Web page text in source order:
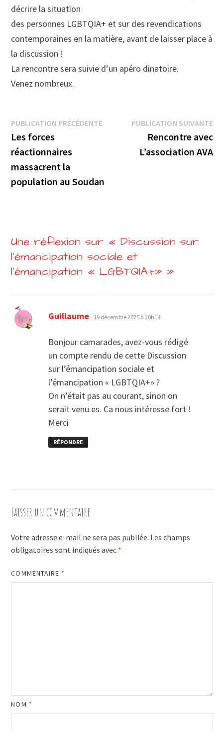
décrire la situation
des personnes LGBTQIA+ et sur des revendications
contemporaines en la matière, avant de laisser place à
la discussion !
La rencontre sera suivie d’un apéro dinatoire.
Venez nombreux.
Navigation
de
l’article
PUBLICATION PRÉCÉDENTEPublication
précédente :
Les forces
réactionnaires
massacrent la
population au Soudan
PUBLICATION SUIVANTE
Rencontre avec
L’association AVA
Une réflexion sur «Discussion sur
l’émancipation sociale et
l’émancipation « LGBTQIA+» »
Guillaume dit :
19 décembre 2025 à 20h18
Bonjour camarades, avez-vous rédigé
un compte rendu de cette Discussion
sur l’émancipation sociale et
l’émancipation « LGBTQIA+» ?
On n’était pas au courant, sinon on
serait venu.es. Ca nous intéresse fort !
Merci
RÉPONDRE
Laisser un commentaire
Votre adresse e-mail ne sera pas publiée. Les champs
obligatoires sont indiqués avec *
COMMENTAIRE *
NOM *